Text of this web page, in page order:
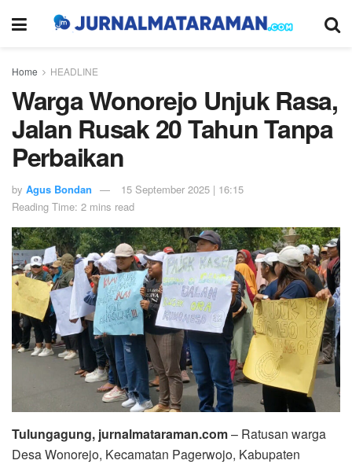
Home HEADLINE
Warga Wonorejo Unjuk Rasa,
Jalan Rusak 20 Tahun Tanpa
Perbaikan
by Agus Bondan
15 September 2025 | 16:15
Reading Time: 2 mins read
Tulungagung, jurnalmataraman.com– Ratusan warga
Desa Wonorejo, Kecamatan Pagerwojo, Kabupaten